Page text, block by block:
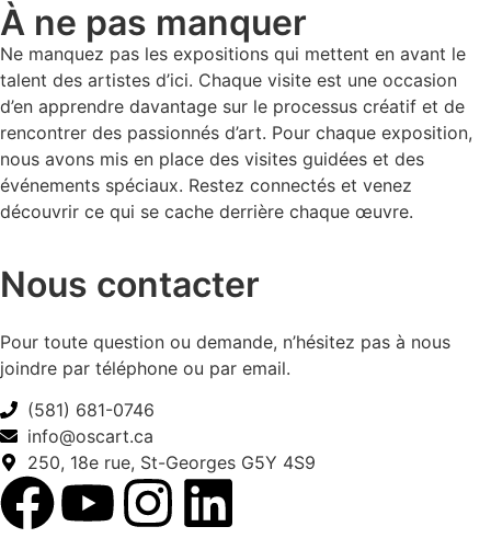
À ne pas manquer
Ne manquez pas les expositions qui mettent en avant le
talent des artistes d’ici. Chaque visite est une occasion
d’en apprendre davantage sur le processus créatif et de
rencontrer des passionnés d’art. Pour chaque exposition,
nous avons mis en place des visites guidées et des
événements spéciaux. Restez connectés et venez
découvrir ce qui se cache derrière chaque œuvre.
Nous contacter
Pour toute question ou demande, n’hésitez pas à nous
joindre par téléphone ou par email.
(581) 681-0746
info@oscart.ca
250, 18e rue, St-Georges G5Y 4S9